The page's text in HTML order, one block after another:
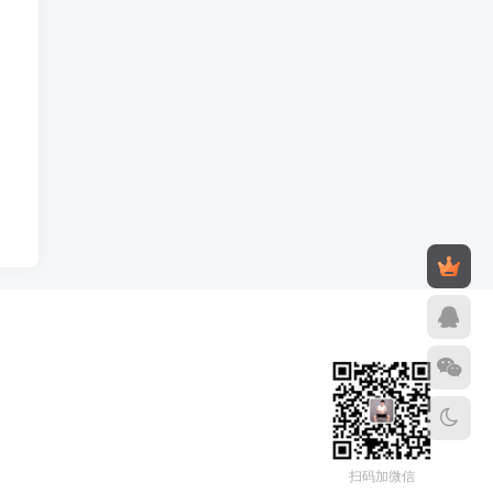
扫码加微信